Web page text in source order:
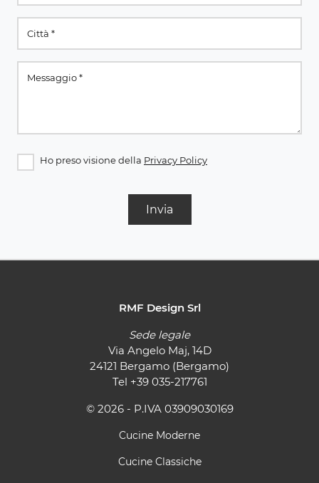
Ho preso visione della Privacy Policy
Invia
RMF Design Srl
Sede legale
Via Angelo Maj, 14D
24121 Bergamo (Bergamo)
Tel +39 035-217761
© 2026 - P.IVA 03909030169
Cucine Moderne
Cucine Classiche